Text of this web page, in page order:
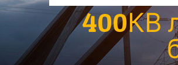
400КВ